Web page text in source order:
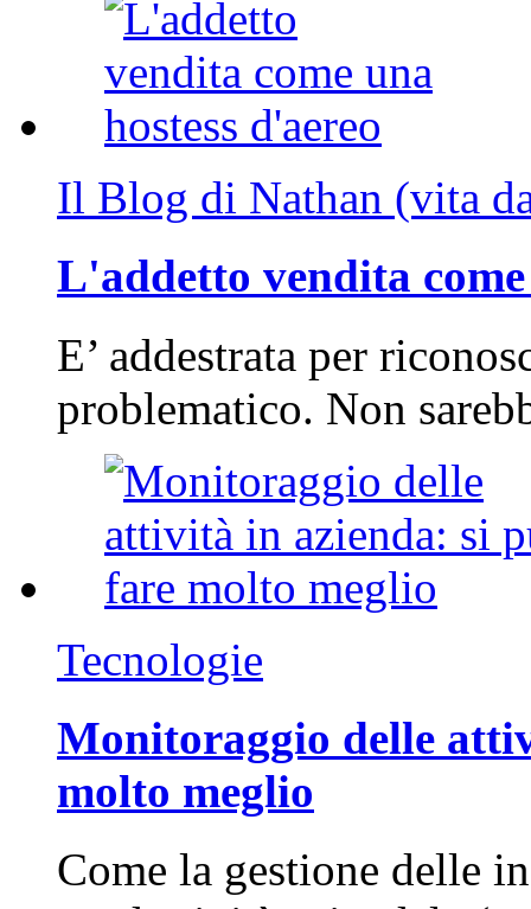
Il Blog di Nathan (vita
L'addetto vendita
E’ addestrata per
problematico. Non
Tecnologie
Monitoraggio delle
molto meglio
Come la gestione delle